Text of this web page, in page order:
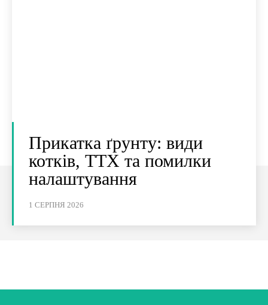
Прикатка ґрунту: види
котків, ТТХ та помилки
налаштування
1 СЕРПНЯ 2026